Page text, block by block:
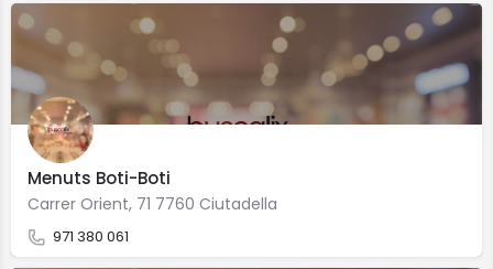
Menuts Boti-Boti
Carrer Orient, 71 7760 Ciutadella
971 380 061